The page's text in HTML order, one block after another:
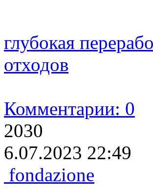
глубокая
отходов
Комментарии: 0
2030
6.07.2023 22:49
fondazione